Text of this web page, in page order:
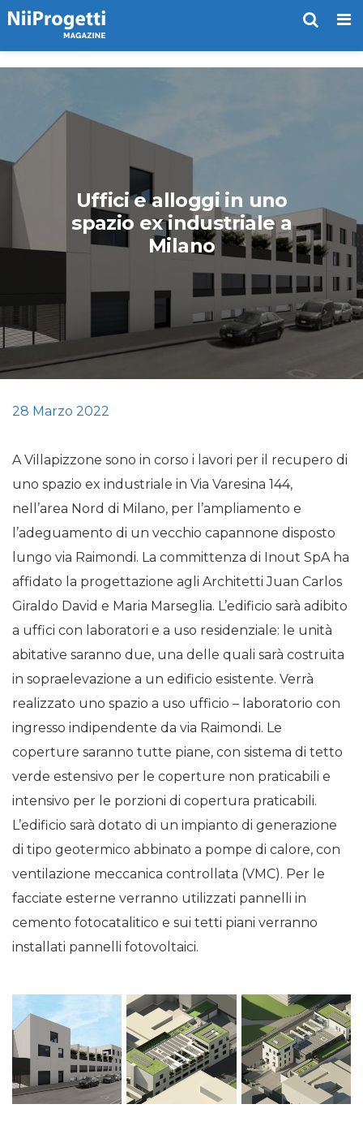
Uffici e alloggi in uno
spazio ex industriale a
Milano
28 Marzo 2022
A Villapizzone sono in corso i lavori per il recupero di
uno spazio ex industriale in Via Varesina 144,
nell’area Nord di Milano, per l’ampliamento e
l’adeguamento di un vecchio capannone disposto
lungo via Raimondi. La committenza di Inout SpA ha
affidato la progettazione agli Architetti Juan Carlos
Giraldo David e Maria Marseglia. L’edificio sarà adibito
a uffici con laboratori e a uso residenziale: le unità
abitative saranno due, una delle quali sarà costruita
in sopraelevazione a un edificio esistente. Verrà
realizzato uno spazio a uso ufficio – laboratorio con
ingresso indipendente da via Raimondi. Le
coperture saranno tutte piane, con sistema di tetto
verde estensivo per le coperture non praticabili e
intensivo per le porzioni di copertura praticabili.
L’edificio sarà dotato di un impianto di generazione
di tipo geotermico abbinato a pompe di calore, con
ventilazione meccanica controllata (VMC). Per le
facciate esterne verranno utilizzati pannelli in
cemento fotocatalitico e sui tetti piani verranno
installati pannelli fotovoltaici.